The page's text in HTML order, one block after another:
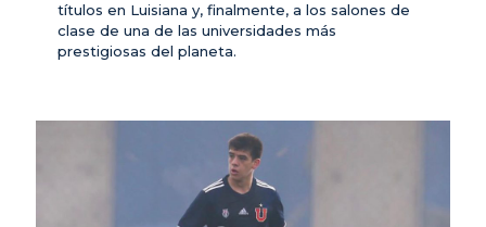
títulos en Luisiana y, finalmente, a los salones de
clase de una de las universidades más
prestigiosas del planeta.